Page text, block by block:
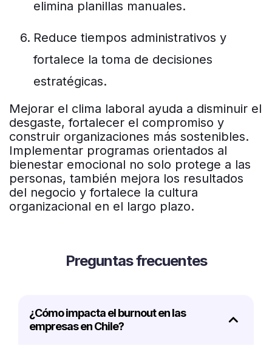
elimina planillas manuales.
Reduce tiempos administrativos y
fortalece la toma de decisiones
estratégicas.
Mejorar el clima laboral ayuda a disminuir el
desgaste, fortalecer el compromiso y
construir organizaciones más sostenibles.
Implementar programas orientados al
bienestar emocional no solo protege a las
personas, también mejora los resultados
del negocio y fortalece la cultura
organizacional en el largo plazo.
Preguntas frecuentes
¿Cómo impacta el burnout en las
empresas en Chile?